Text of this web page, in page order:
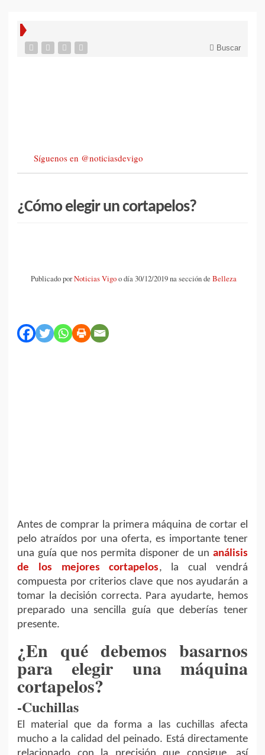
Buscar
Síguenos en @noticiasdevigo
¿Cómo elegir un cortapelos?
Publicado porNoticias Vigoo día 30/12/2019 na sección de Belleza
Antes de comprar la primera máquina de cortar el
pelo atraídos por una oferta, es importante tener
una guía que nos permita disponer de un análisis
de los mejores cortapelos, la cual vendrá
compuesta por criterios clave que nos ayudarán a
tomar la decisión correcta. Para ayudarte, hemos
preparado una sencilla guía que deberías tener
presente.
¿En qué debemos basarnos
para elegir una máquina
cortapelos?
-Cuchillas
El material que da forma a las cuchillas afecta
mucho a la calidad del peinado. Está directamente